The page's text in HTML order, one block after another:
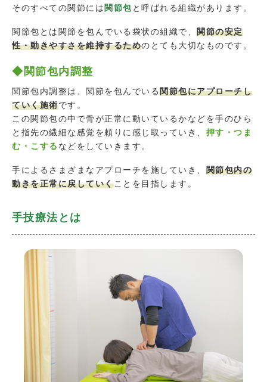
そのすべての関節には 関節包と呼ばれる組織があります。
関節包とは関節を包んでいる袋状の組織で、 関節の安定
性・動きやすさを維持するためのとても大切なものです。
◆関節包内調整
関節包内調整は、関節を包んでいる関節包にアプローチし
ていく施術です。
この関節包の中で骨が正常に動いているかなどを手のひら
と指先の繊細な感覚を頼りに感じ取っていき、 押す・つま
む・こする などをしていきます。
手によるさまざまなアプローチを施していき、 関節包内の
動きを正常に戻していくことを目指します。
手技療法とは